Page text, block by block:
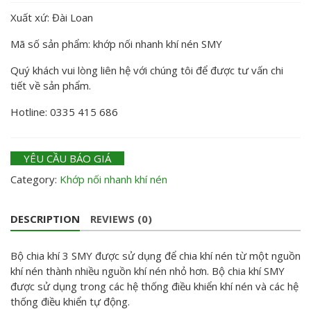
Xuất xứ: Đài Loan
Mã số sản phẩm: khớp nối nhanh khí nén SMY
Quý khách vui lòng liên hệ với chúng tôi để được tư vấn chi
tiết về sản phẩm.
Hotline: 0335 415 686
YÊU CẦU BÁO GIÁ
Category: Khớp nối nhanh khí nén
DESCRIPTION REVIEWS (0)
Bộ chia khí 3 SMY được sử dụng để chia khí nén từ một nguồn
khí nén thành nhiều nguồn khí nén nhỏ hơn. Bộ chia khí SMY
được sử dụng trong các hệ thống điều khiển khí nén và các hệ
thống điều khiển tự động.